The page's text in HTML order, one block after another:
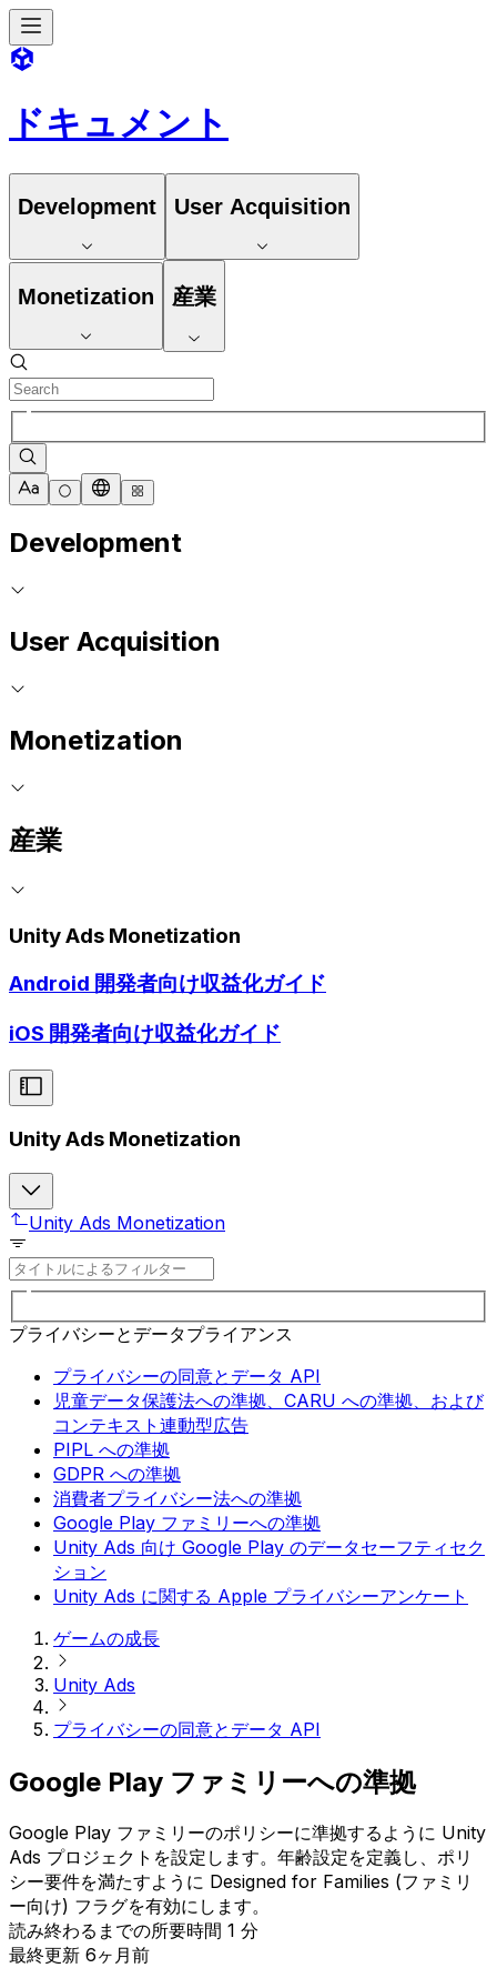
ドキュメント
Development User Acquisition
Monetization 産業
Development
User Acquisition
Monetization
産業
Unity Ads Monetization
Android 開発者向け収益化ガイド
iOS 開発者向け収益化ガイド
Unity Ads Monetization
Unity Ads Monetization
プライバシーとデータプライアンス
プライバシーの同意とデータ API
児童データ保護法への準拠、CARU への準拠、および
コンテキスト連動型広告
PIPL への準拠
GDPR への準拠
消費者プライバシー法への準拠
Google Play ファミリーへの準拠
Unity Ads 向け Google Play のデータセーフティセク
ション
Unity Ads に関する Apple プライバシーアンケート
ゲームの成長
Unity Ads
プライバシーの同意とデータ API
Google Play ファミリーへの準拠
Google Play ファミリーのポリシーに準拠するように Unity
Ads プロジェクトを設定します。年齢設定を定義し、ポリ
シー要件を満たすように Designed for Families (ファミリ
ー向け) フラグを有効にします。
読み終わるまでの所要時間 1 分
最終更新 6ヶ月前